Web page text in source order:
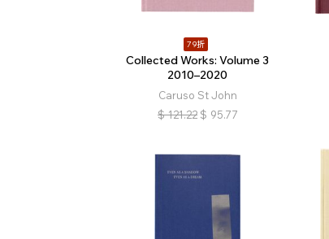
79折
Collected Works: Volume 3
2010–2020
Caruso St John
$ 121.22 $ 95.77